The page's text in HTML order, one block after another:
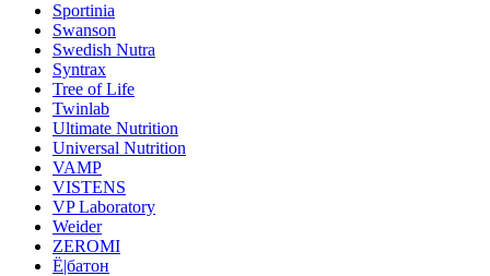
Sportinia
Swanson
Swedish Nutra
Syntrax
Tree of Life
Twinlab
Ultimate Nutrition
Universal Nutrition
VAMP
VISTENS
VP Laboratory
Weider
ZEROMI
Ё|батон